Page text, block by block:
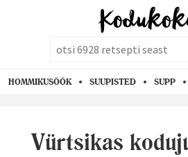
HOMMIKUSÖÖK SUUPISTED SUPP
Vürtsikas